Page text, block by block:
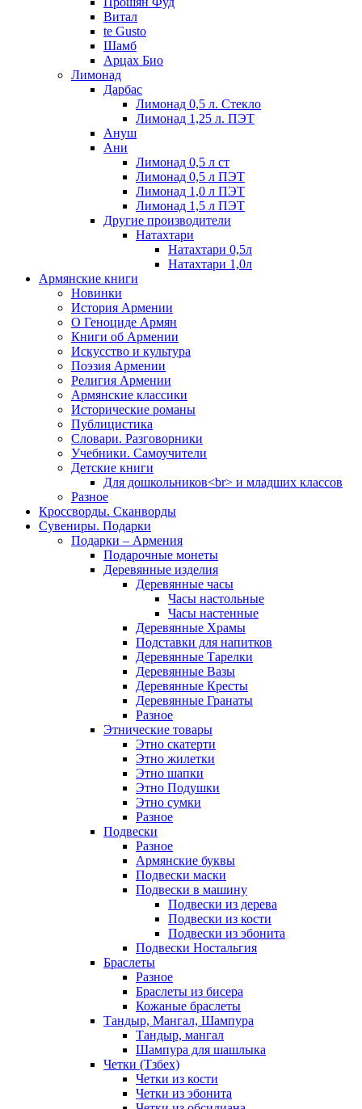
Витал
te Gusto
Шамб
Арцах Био
Лимонад
Дарбас
Лимонад 0,5 л. Стекло
Лимонад 1,25 л. ПЭТ
Ануш
Ани
Лимонад 0,5 л ст
Лимонад 0,5 л ПЭТ
Лимонад 1,0 л ПЭТ
Лимонад 1,5 л ПЭТ
Другие производители
Натахтари
Натахтари 0,5л
Натахтари 1,0л
Армянские книги
Новинки
История Армении
О Геноциде Армян
Книги об Армении
Иcкусство и культура
Поэзия Армении
Религия Армении
Армянские классики
Исторические романы
Публицистика
Словари. Разговорники
Учебники. Самоучители
Детские книги
Для дошкольников<br> и младших классов
Разное
Кроссворды. Сканворды
Сувениры. Подарки
Подарки – Армения
Подарочные монеты
Деревянные изделия
Деревянные часы
Часы настольные
Часы настенные
Деревянные Храмы
Подставки для напитков
Деревянные Тарелки
Деревянные Вазы
Деревянные Кресты
Деревянные Гранаты
Разное
Этнические товары
Этно скатерти
Этно жилетки
Этно шапки
Этно Подушки
Этно сумки
Разное
Подвески
Разное
Армянские буквы
Подвески маски
Подвески в машину
Подвески из дерева
Подвески из кости
Подвески из эбонита
Подвески Ностальгия
Браслеты
Разное
Браслеты из бисера
Кожаные браслеты
Тандыр, Мангал, Шампура
Тандыр, мангал
Шампура для шашлыка
Четки (Тзбех)
Четки из кости
Четки из эбонита